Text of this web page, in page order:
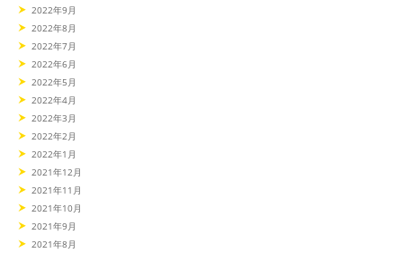
2022年9月
2022年8月
2022年7月
2022年6月
2022年5月
2022年4月
2022年3月
2022年2月
2022年1月
2021年12月
2021年11月
2021年10月
2021年9月
2021年8月